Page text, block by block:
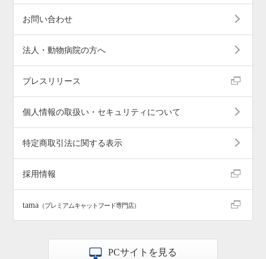
お問い合わせ
法人・動物病院の方へ
プレスリリース
個人情報の取扱い・セキュリティについて
特定商取引法に関する表示
採用情報
tama （プレミアムキャットフード専門店）
PCサイトを見る